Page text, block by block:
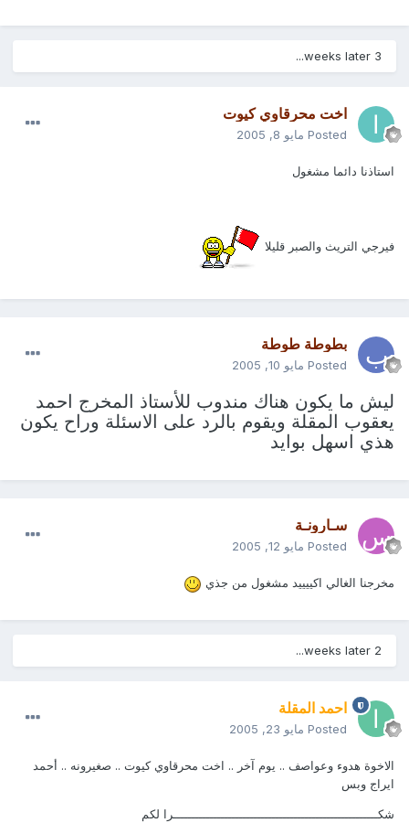
3 weeks later...
اخت محرقاوي كيوت
Posted مايو 8, 2005
استاذنا دائما مشغول
فيرجي التريث والصبر قليلا
بطوطة طوطة
Posted مايو 10, 2005
ليش ما يكون هناك مندوب للأستاذ المخرجاحمد
يعقوب المقلة ويقوم بالرد على الاسئلة وراح يكون
هذي اسهل بوايد
سـارونـة
Posted مايو 12, 2005
مخرجنا الغالي اكييييد مشغول من جذي
2 weeks later...
احمد المقلة
Posted مايو 23, 2005
الاخوة هدوء وعواصف .. يوم آخر .. اخت محرقاوي كيوت .. صغيرونه .. أحمد
ايراج وبس
شكــــــــــــــــــــــــــــــــــــــــــــــــــــــــرا لكم